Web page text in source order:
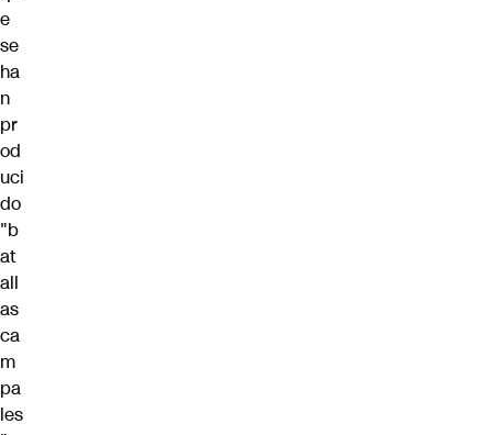
e
se
ha
n
pr
od
uci
do
"b
at
all
as
ca
m
pa
les